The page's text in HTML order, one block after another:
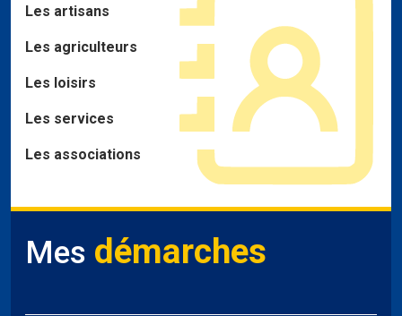
Les artisans
Les agriculteurs
Les loisirs
Les services
Les associations
Mes démarches